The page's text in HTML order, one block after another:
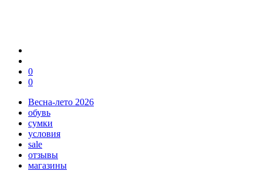
0
0
Весна-лето 2026
обувь
сумки
условия
sale
отзывы
магазины